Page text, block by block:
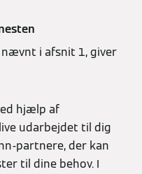
i afsnit 1, giver
hjælp af
udarbejdet til dig
partnere, der kan
til dine behov. I